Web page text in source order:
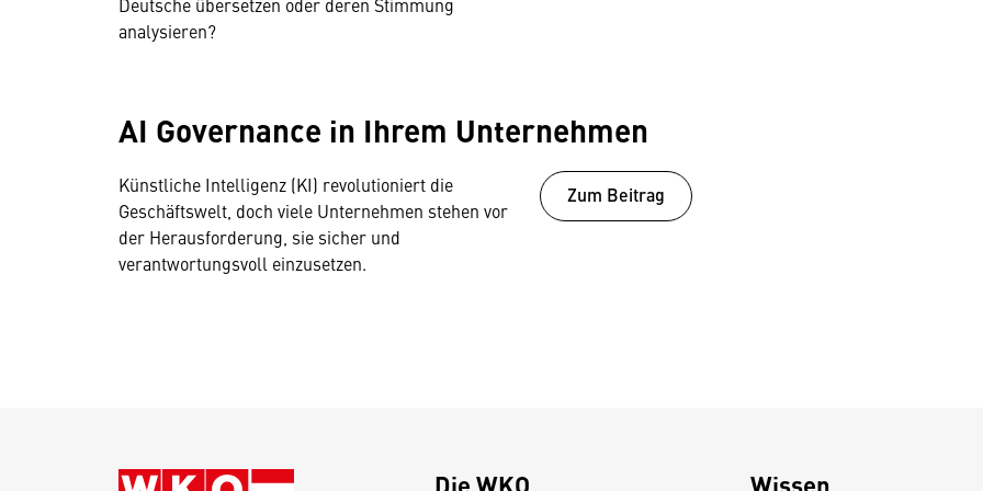
analysieren?
AI Governance in Ihrem Unternehmen
Künstliche Intelligenz (KI) revolutioniert die
Geschäftswelt, doch viele Unternehmen stehen vor
der Herausforderung, sie sicher und
verantwortungsvoll einzusetzen.
Zum Beitrag
Die WKO Wissen